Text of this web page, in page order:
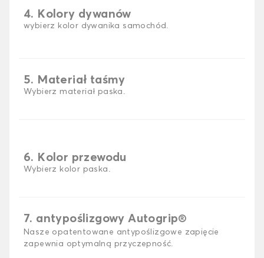
4. Kolory dywanów
wybierz kolor dywanika samochód.
5. Materiał taśmy
Wybierz materiał paska.
6. Kolor przewodu
Wybierz kolor paska.
7. antypoślizgowy Autogrip®
Nasze opatentowane antypoślizgowe zapięcie
zapewnia optymalną przyczepność.